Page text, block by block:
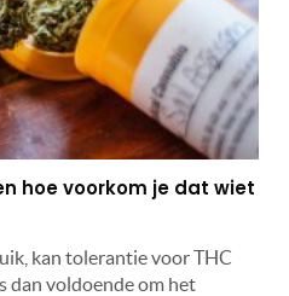
hoe voorkom je dat wiet
kan tolerantie voor THC
dan voldoende om het